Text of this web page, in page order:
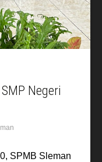
Negeri
SPMB Sleman